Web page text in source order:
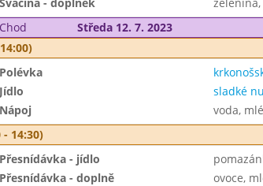
Chod Středa 12. 7. 2023
Polévka
Jídlo
sladké
Nápoj
voda,
- 14:30)
Přesnídávka - jídlo
Přesnídávka - doplně
ovoce,